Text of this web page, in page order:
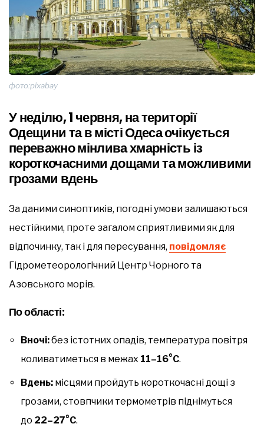
фото:pixabay
У неділю, 1 червня, на території
Одещини та в місті Одеса очікується
переважно мінлива хмарність із
короткочасними дощами та можливими
грозами вдень
За даними синоптиків, погодні умови залишаються
нестійкими, проте загалом сприятливими як для
відпочинку, так і для пересування, повідомляє
Гідрометеорологічний Центр Чорного та
Азовського морів.
По області:
Вночі:без істотних опадів, температура повітря
коливатиметься в межах 11–16°C.
Вдень: місцями пройдуть короткочасні дощі з
грозами, стовпчики термометрів піднімуться
до 22–27°C.